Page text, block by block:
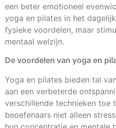
een beter emotioneel
yoga en pilates in het
fysieke voordelen, maar
mentaal welzijn.
De voordelen van yoga en
Yoga en pilates bieden tal
aan een verbeterde
verschillende technieken toe
beoefenaars niet alleen